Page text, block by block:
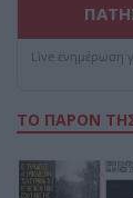
Live ενημέρωση
ΤΟ ΠΑΡΟΝ